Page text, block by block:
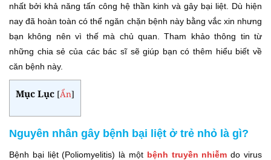
nhất bởi khả năng tấn công hệ thần kinh và gây bại liệt. Dù hiện
nay đã hoàn toàn có thể ngăn chặn bệnh này bằng vắc xin nhưng
bạn không nên vì thế mà chủ quan. Tham khảo thông tin từ
những chia sẻ của các bác sĩ sẽ giúp bạn có thêm hiểu biết về
căn bệnh này.
Mục Lục [Ẩn]
Nguyên nhân gây bệnh bại liệt ở trẻ nhỏ là gì?
Bệnh bại liệt (Poliomyelitis) là một bệnh truyền nhiễm do virus